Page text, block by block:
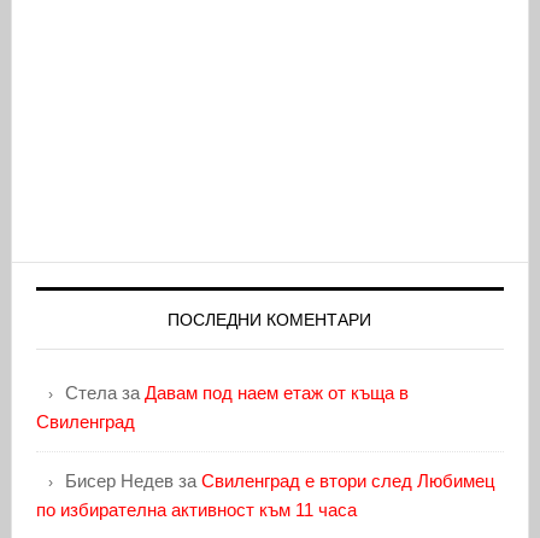
ПОСЛЕДНИ КОМЕНТАРИ
Стелаза Давам под наем етаж от къща в
Свиленград
Бисер Недевза Свиленград е втори след Любимец
по избирателна активност към 11 часа